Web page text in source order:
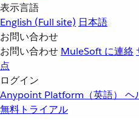
表示言語
English (Full site) 日本語
お問い合わせ
お問い合わせ MuleSoft に連絡
点
ログイン
Anypoint Platform（英語） ヘ
無料トライアル